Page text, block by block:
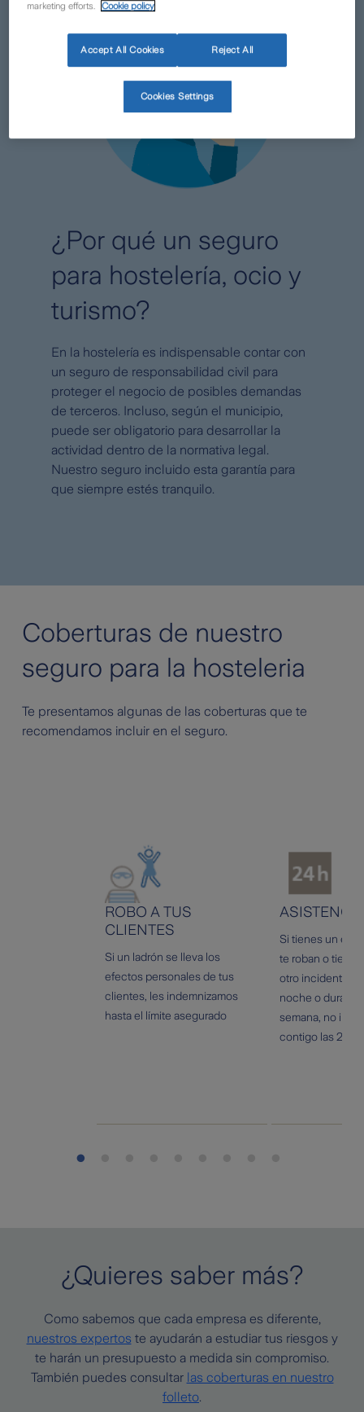
¿Por qué un seguro
para hostelería, ocio y
turismo?
En la hostelería es indispensable contar con
un seguro de responsabilidad civil para
proteger el negocio de posibles demandas
de terceros. Incluso, según el municipio,
puede ser obligatorio para desarrollar la
actividad dentro de la normativa legal.
Nuestro seguro incluido esta garantía para
que siempre estés tranquilo.
Coberturas de nuestro
seguro para la hosteleria
Te presentamos algunas de las coberturas que te
recomendamos incluir en el seguro.
ROBO A TUS
CLIENTES
Si un ladrón se lleva los
efectos personales de tus
clientes, les indemnizamos
hasta el límite asegurado
Si tienes un
te roban o tiene
otro incidente
noche o durante
semana, no
contigo las 24h.
¿Quieres saber más?
Como sabemos que cada empresa es diferente,
nuestros expertos te ayudarán a estudiar tus riesgos y
te harán un presupuesto a medida sin compromiso.
También puedes consultar las coberturas en nuestro
folleto.
marketing efforts.
Cookie policy
Accept All Cookies Reject All
Cookies Settings